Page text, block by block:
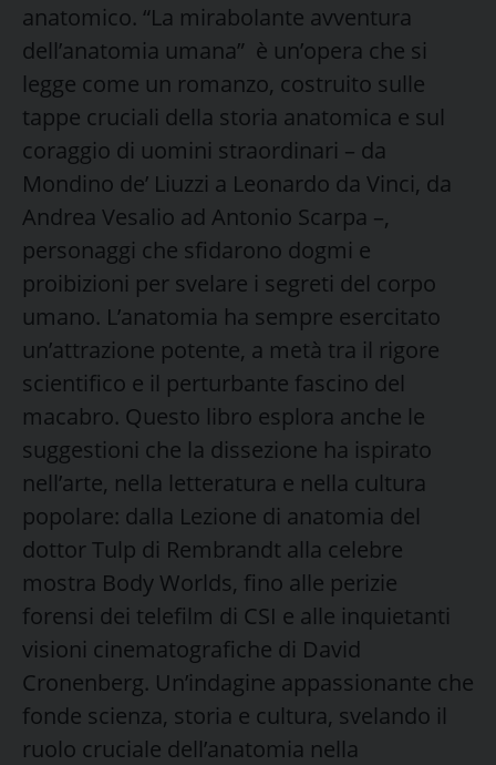
anatomico. “La mirabolante avventura
dell’anatomia umana” è un’opera che si
legge come un romanzo, costruito sulle
tappe cruciali della storia anatomica e sul
coraggio di uomini straordinari – da
Mondino de’ Liuzzi a Leonardo da Vinci, da
Andrea Vesalio ad Antonio Scarpa –,
personaggi che sfidarono dogmi e
proibizioni per svelare i segreti del corpo
umano. L’anatomia ha sempre esercitato
un’attrazione potente, a metà tra il rigore
scientifico e il perturbante fascino del
macabro. Questo libro esplora anche le
suggestioni che la dissezione ha ispirato
nell’arte, nella letteratura e nella cultura
popolare: dalla Lezione di anatomia del
dottor Tulp di Rembrandt alla celebre
mostra Body Worlds, fino alle perizie
forensi dei telefilm di CSI e alle inquietanti
visioni cinematografiche di David
Cronenberg. Un’indagine appassionante che
fonde scienza, storia e cultura, svelando il
ruolo cruciale dell’anatomia nella